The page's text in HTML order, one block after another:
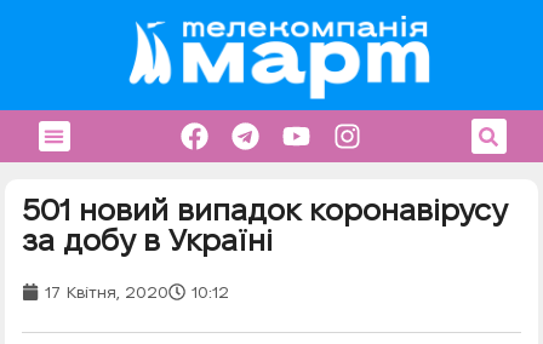
501 новий випадок коронавірусу
за добу в Україні
17 Квітня, 2020 10:12